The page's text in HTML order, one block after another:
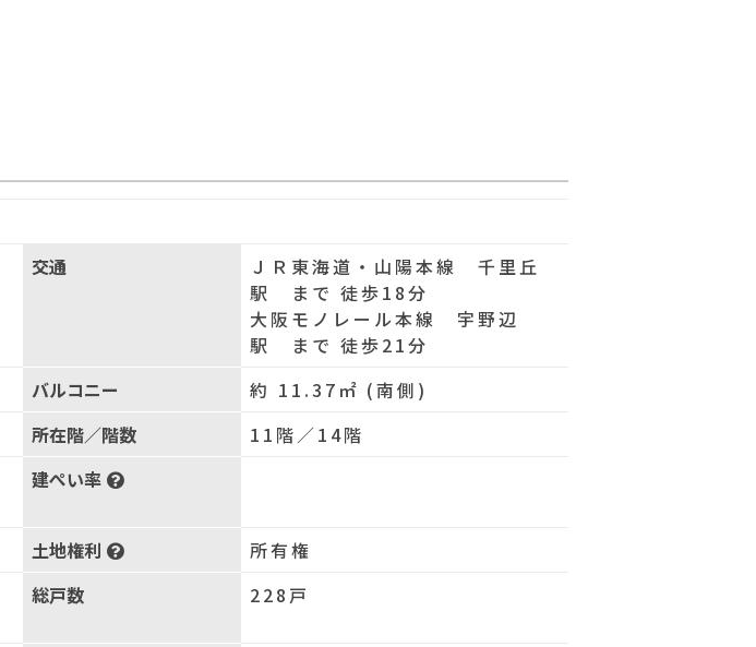
交通
ＪＲ東海道・山陽本線 千里丘
駅 まで 徒歩18分
大阪モノレール本線 宇野辺
駅 まで 徒歩21分
バルコニー
約 11.37㎡ (南側)
所在階／階数
11階／14階
建ぺい率
土地権利
所有権
総戸数 228戸